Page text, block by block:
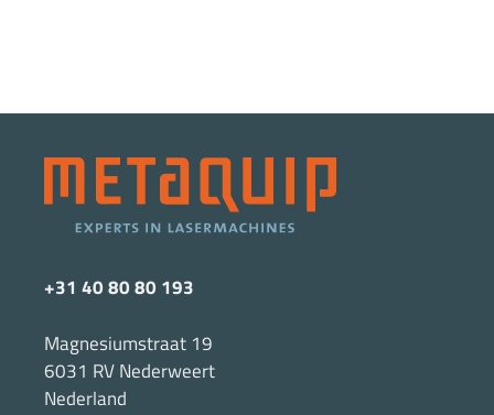
+31 40 80 80 193
Magnesiumstraat 19
6031 RV Nederweert
Nederland